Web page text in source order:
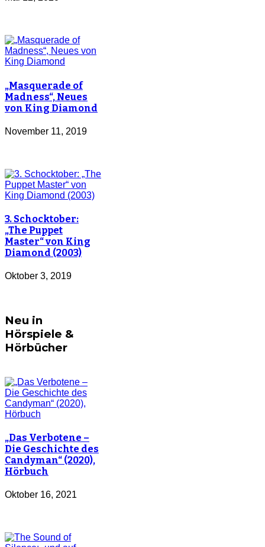
„Masquerade of
Madness“, Neues
von King Diamond
November 11, 2019
3. Schocktober:
„The Puppet
Master“ von King
Diamond (2003)
Oktober 3, 2019
Neu in
Hörspiele &
Hörbücher
„Das Verbotene –
Die Geschichte des
Candyman“ (2020),
Hörbuch
Oktober 16, 2021